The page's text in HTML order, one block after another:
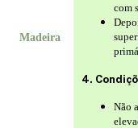
Madeira
com
4.
Não